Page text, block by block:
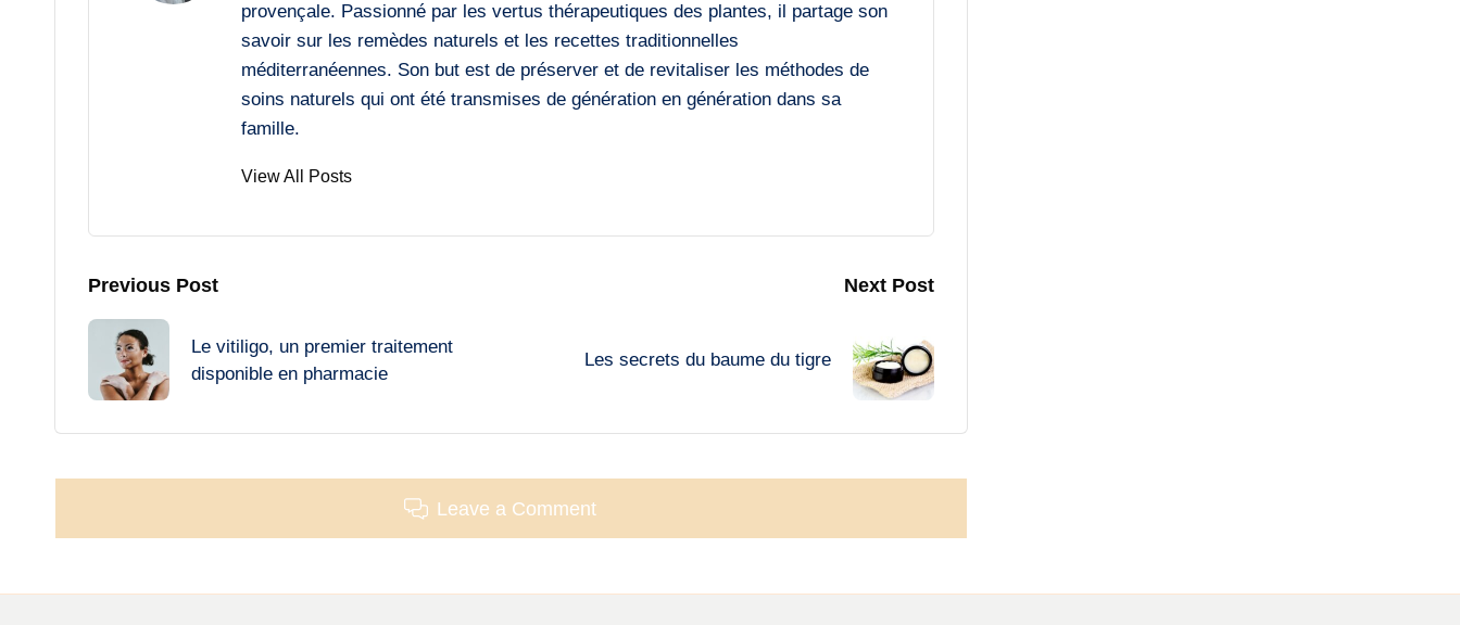
provençale. Passionné par les vertus thérapeutiques des plantes, il partage son
savoir sur les remèdes naturels et les recettes traditionnelles
méditerranéennes. Son but est de préserver et de revitaliser les méthodes de
soins naturels qui ont été transmises de génération en génération dans sa
famille.
View All Posts
Post
navigation
Previous Post
Le vitiligo, un premier traitement
disponible en pharmacie
Next Post
Les secrets du baume du tigre
Leave a Comment